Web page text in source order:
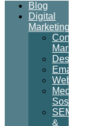
Blog
Digital
Marketing
Content
Marketing
Desain
Email
Website
Media
Sosial
SEM
&